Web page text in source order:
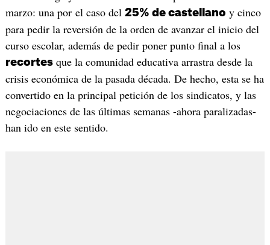
marzo: una por el caso del 25% de castellano y cinco
para pedir la reversión de la orden de avanzar el inicio del
curso escolar, además de pedir poner punto final a los
recortesque la comunidad educativa arrastra desde la
crisis económica de la pasada década. De hecho, esta se ha
convertido en la principal petición de los sindicatos, y las
negociaciones de las últimas semanas -ahora paralizadas-
han ido en este sentido.